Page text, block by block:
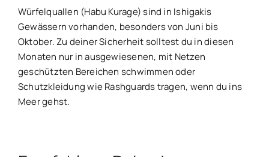
Würfelquallen (Habu Kurage) sind in Ishigakis
Gewässern vorhanden, besonders von Juni bis
Oktober. Zu deiner Sicherheit solltest du in diesen
Monaten nur in ausgewiesenen, mit Netzen
geschützten Bereichen schwimmen oder
Schutzkleidung wie Rashguards tragen, wenn du ins
Meer gehst.